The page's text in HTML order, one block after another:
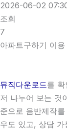
2026-06-02
조회
7
아파트구하기 이
뮤직다운로드를
저 나누어 보는 것
준으로 음반제작
우도 있고, 상담